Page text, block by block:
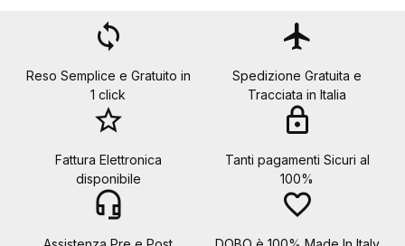
loop
Reso Semplice e Gratuito in
1 click
flight
Spedizione Gratuita e
Tracciata in Italia
star_border
Fattura Elettronica
disponibile
lock
Tanti pagamenti Sicuri al
100%
headset_mic favorite_border